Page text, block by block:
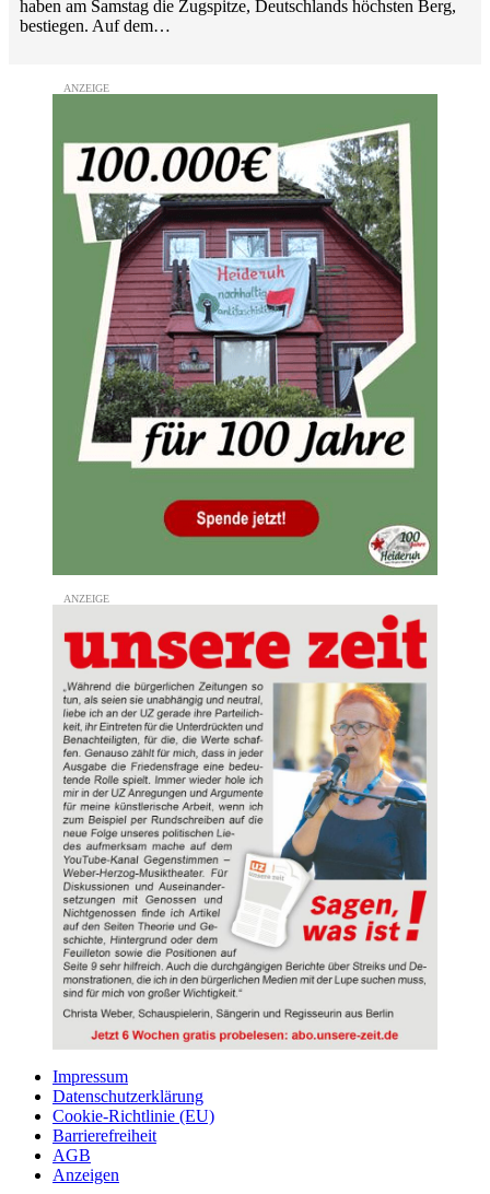
haben am Samstag die Zugspitze, Deutschlands höchsten Berg,
bestiegen. Auf dem…
Impressum
Datenschutzerklärung
Cookie-Richtlinie (EU)
Barrierefreiheit
AGB
Anzeigen